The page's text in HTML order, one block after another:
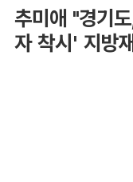
추미애 "경기
자 착시' 지방